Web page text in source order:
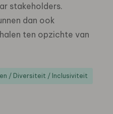
stakeholders.
dan ook
ten opzichte van
/ Diversiteit / Inclusiviteit